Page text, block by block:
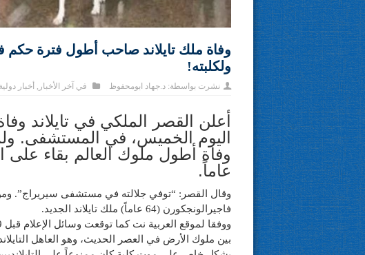
وفاة ملك تايلاند صاحب أطول فترة حكم
ولكلبته!
نشرت بواسطة:د.جهاد ابومحفوظ في آخر الأخبار , أخبار دولية
أعلن القصر الملكي في تايلاند
اليوم الخميس، في المستشفى.
عاماً.
وقال القصر: “توفي جلالته في مستشفى سيريراج”. ومن
فاجيرالونجكورن (64 عاماً) ملك تايلاند الجديد.
بين ملوك الأرض في العصر الحديث، وهو العاهل